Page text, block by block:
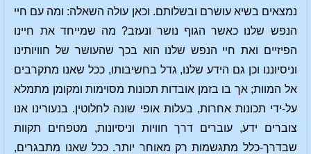
נמצאים בשיא עושרם ובשלותם. וכאן עולה השאלה: ומה עם חיי
הנפש שלנו כאשר הגוף נושר ונעזב? מה שמייחד את חיינו
הפיזיים ואת חיי הנפש שלנו הוא בכך שהעושר של חוויותינו
וניסיוננו וכן גם הידע שלנו, גדל בחשיבותו, ככל שאנו מתקרבים
אל המוות; אך בו בזמן אובדות תכונות מסוימות ומקומן מתמלא
על-ידי תכונות אחרות, בעלות אופי שונה לחלוטין. בנעורינו אנו
צוברים ידע, עוברים דרך חוויות וניסיונות, מטפחים תקוות
שבדרך-כלל מתגשמות רק מאוחר יותר. ככל שאנו מתבגרים,